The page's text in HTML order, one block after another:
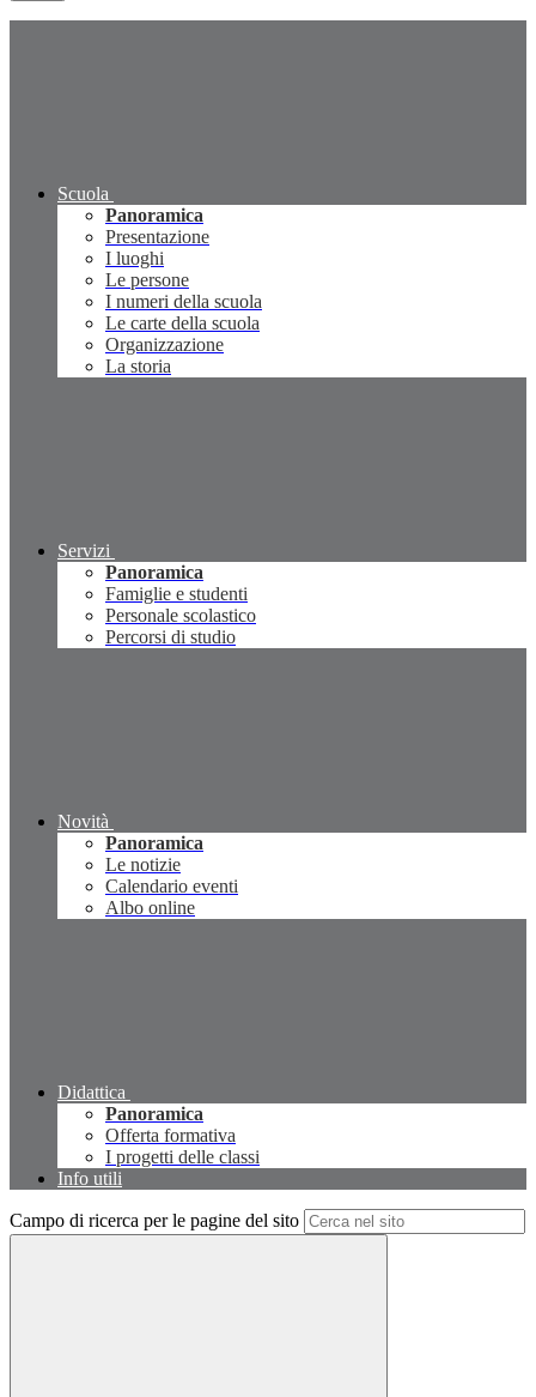
Scuola
Panoramica
Presentazione
I luoghi
Le persone
I numeri della scuola
Le carte della scuola
Organizzazione
La storia
Servizi
Panoramica
Famiglie e studenti
Personale scolastico
Percorsi di studio
Novità
Panoramica
Le notizie
Calendario eventi
Albo online
Didattica
Panoramica
Offerta formativa
I progetti delle classi
Info utili
Campo di ricerca per le pagine del sito